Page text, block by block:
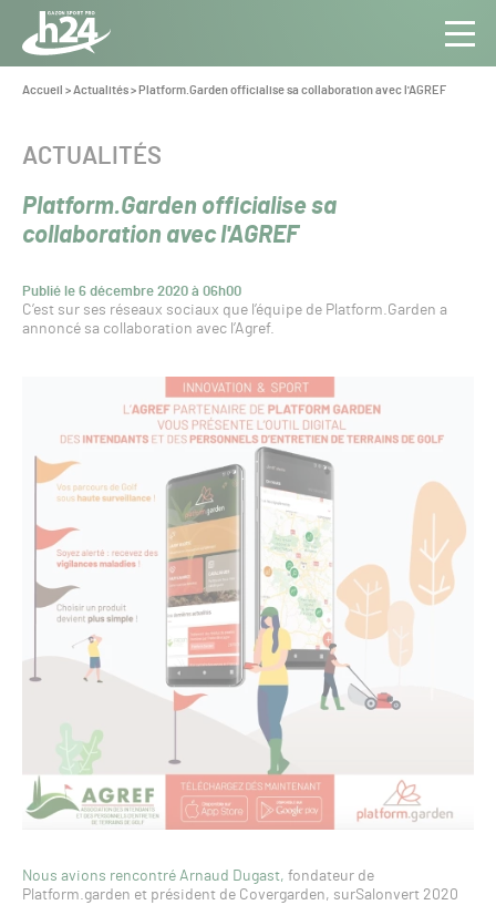
Panneau de gestion des cookies
Aller au contenu
Toute
l’info
Pro
Vous
Accueil >Actualités> Platform.Garden officialise sa collaboration avec l'AGREF
Platform.Garden officialise sa
collaboration avec l'AGREF
Publié le 6 décembre 2020 à 06h00
CATÉGORIE :
ACTUALITÉS
C’est sur ses réseaux sociaux que l’équipe de Platform.Garden a
annoncé sa collaboration avec l’Agref.
Nous avions rencontré Arnaud Dugast, fondateur de
Platform.garden et président de Covergarden, surSalonvert 2020